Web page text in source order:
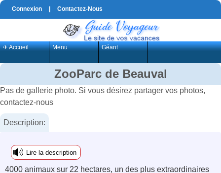
Connexion Contactez-Nous
✈ Accueil Menu Géant
ZooParc de Beauval
Pas de gallerie photo. Si vous désirez partager vos photos,
contactez-nous
Description:
Lire la description
4000 animaux sur 22 hectares, un des plus extraordinaires